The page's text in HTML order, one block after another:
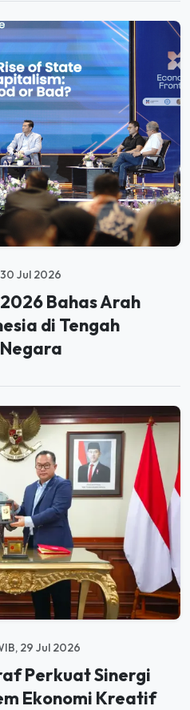
Jul 2026
Bahas Arah
di Tengah
29 Jul 2026
Perkuat Sinergi
Ekonomi Kreatif